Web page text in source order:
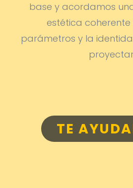
base y acordamos
estética coherente
parámetros y la
TE